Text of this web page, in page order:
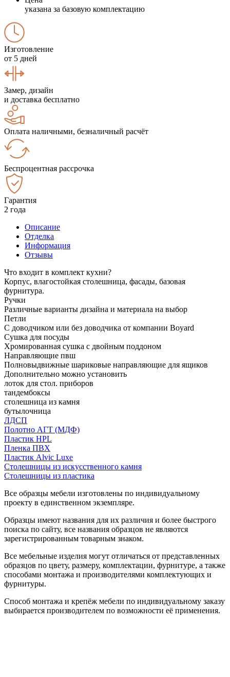
указана за базовую комплектацию
Изготовление
от 5 дней
Замер, дизайн
и доставка бесплатно
Оплата наличными, безналичный расчёт
Беспроцентная рассрочка
Гарантия
2 года
Описание
Отделка
Информация
Отзывы
Что входит в комплект кухни?
Корпус, влагостойкая столешница, фасады, базовая
фурнитура.
Ручки
Различные варианты дизайна и материала на выбор
Петли
С доводчиком или без доводчика от компании Boyard
Сушка для посуды
Хромированная сушка с двойным поддоном
Направляющие пвш
Полновыдвижные шариковые направляющие для ящиков
Дополнительно можно установить
лоток для стол. приборов
тандембоксы
столешница из камня
бутылочница
ЛДСП
Полотно АГТ (МДФ)
Пластик HPL
Пленка ПВХ
Пластик Alvic Luxe
Столешницы из искусственного камня
Столешницы из пластика
Все образцы мебели изготовлены по индивидуальному
проекту в единственном экземпляре.
Образцы имеют названия для их различия и более быстрого
поиска по сайту, все названия образцов не являются
зарегистрированным товарным знаком.
Все мебельные изделия могут отличаться от представленных
образцов по цвету, размеру, комплектации, фурнитуре, а также
способами монтажа и производителями комплектующих и
фурнитуры.
Способ монтажа и крепёж мебели по индивидуальному заказу
выбирается производителем по возможности её применения.